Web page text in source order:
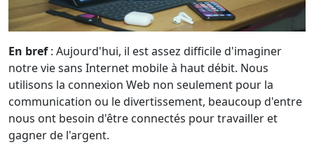
En bref: Aujourd'hui, il est assez difficile d'imaginer
notre vie sans Internet mobile à haut débit. Nous
utilisons la connexion Web non seulement pour la
communication ou le divertissement, beaucoup d'entre
nous ont besoin d'être connectés pour travailler et
gagner de l'argent.